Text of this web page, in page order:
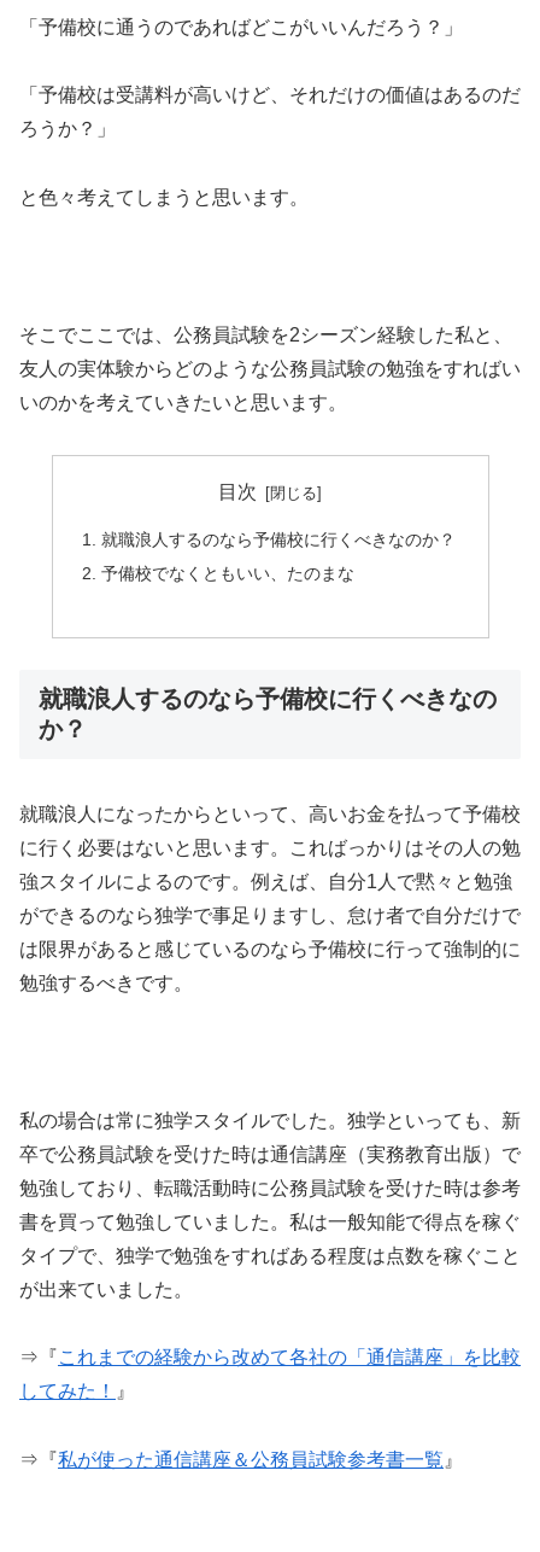
「予備校に通うのであればどこがいいんだろう？」
「予備校は受講料が高いけど、それだけの価値はあるのだ
ろうか？」
と色々考えてしまうと思います。
そこでここでは、公務員試験を2シーズン経験した私と、
友人の実体験からどのような公務員試験の勉強をすればい
いのかを考えていきたいと思います。
目次
就職浪人するのなら予備校に行くべきなのか？
予備校でなくともいい、たのまな
就職浪人するのなら予備校に行くべきなの
か？
就職浪人になったからといって、高いお金を払って予備校
に行く必要はないと思います。こればっかりはその人の勉
強スタイルによるのです。例えば、自分1人で黙々と勉強
ができるのなら独学で事足りますし、怠け者で自分だけで
は限界があると感じているのなら予備校に行って強制的に
勉強するべきです。
私の場合は常に独学スタイルでした。独学といっても、新
卒で公務員試験を受けた時は通信講座（実務教育出版）で
勉強しており、転職活動時に公務員試験を受けた時は参考
書を買って勉強していました。私は一般知能で得点を稼ぐ
タイプで、独学で勉強をすればある程度は点数を稼ぐこと
が出来ていました。
⇒『これまでの経験から改めて各社の「通信講座」を比較
してみた！
』
⇒『私が使った通信講座＆公務員試験参考書一覧 』